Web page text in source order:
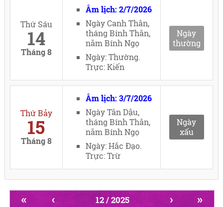
Thứ Sáu
14
Tháng 8
Âm lịch: 2/7/2026
Ngày Canh Thân,
tháng Bính Thân,
năm Bính Ngọ
Ngày: Thường.
Trực: Kiến
Ngày
thường
Thứ Bảy
15
Tháng 8
Âm lịch: 3/7/2026
Ngày Tân Dậu,
tháng Bính Thân,
năm Bính Ngọ
Ngày: Hắc Đạo.
Trực: Trừ
Ngày
xấu
« ‹ 12 / 2025 › »